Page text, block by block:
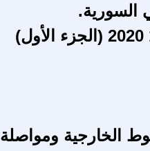
السورية.
الخارجية ومواصلة